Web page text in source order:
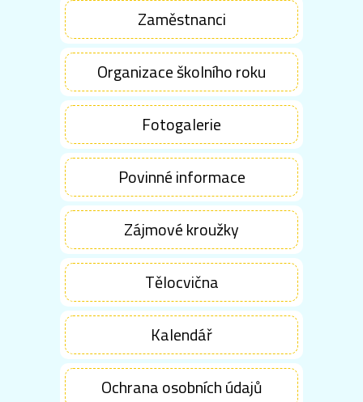
Zaměstnanci
Organizace školního roku
Fotogalerie
Povinné informace
Zájmové kroužky
Tělocvična
Kalendář
Ochrana osobních údajů